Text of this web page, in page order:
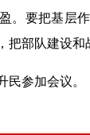
。要把基层
部队建设和
参加会议。